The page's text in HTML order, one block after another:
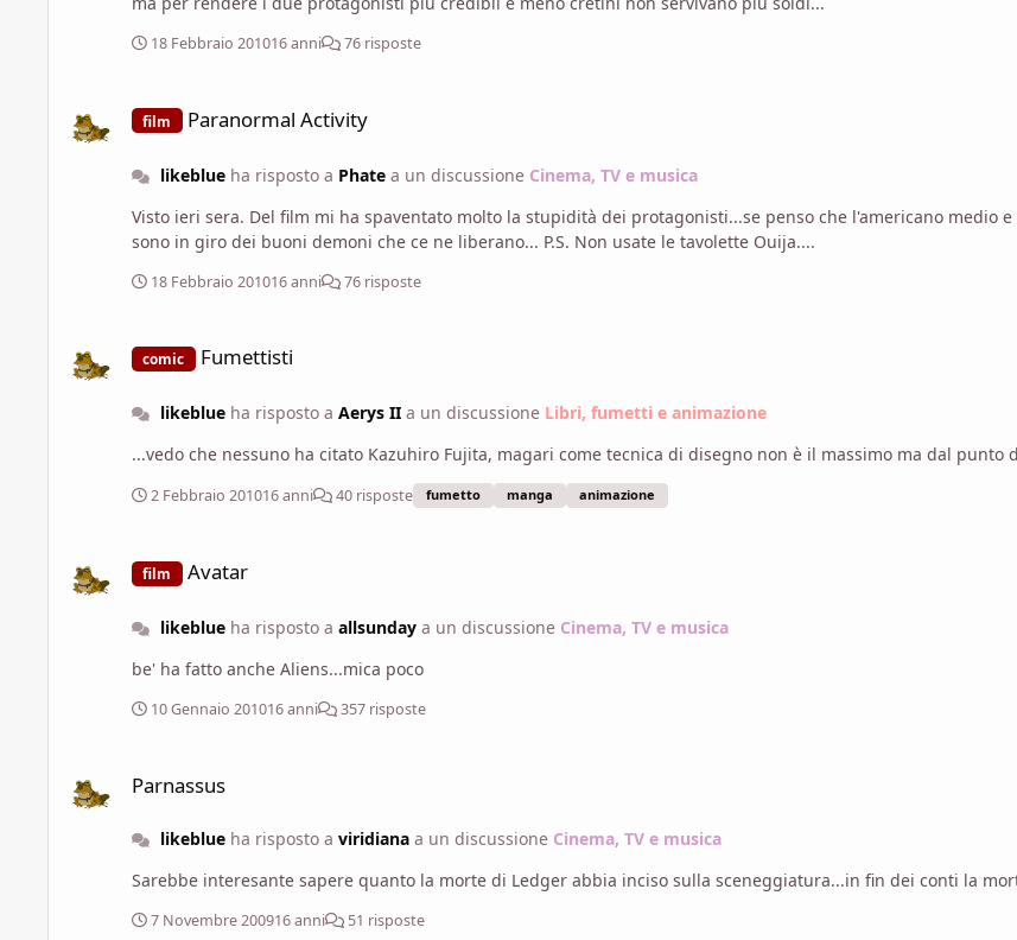
18 Febbraio 201016 anni 76 risposte
film Paranormal Activity
likeblueha risposto a Phatea un discussione Cinema, TV e musica
Visto ieri sera. Del film mi ha spaventato molto la stupidità dei protagonisti...se penso che l'americano medio e così mi vengono i brividi lungo la schiena...per fortuna che ci
sono in giro dei buoni demoni che ce ne liberano... P.S. Non usate le tavolette Ouija....
18 Febbraio 201016 anni 76 risposte
comic Fumettisti
likeblueha risposto a Aerys IIa un discussione Libri, fumetti e animazione
...vedo che nessuno ha citato Kazuhiro Fujita, magari come tecnica di disegno non è il massimo ma dal punto
2 Febbraio 201016 anni 40 risposte fumetto manga animazione
film Avatar
likeblueha risposto a allsundaya un discussione Cinema, TV e musica
be' ha fatto anche Aliens...mica poco
10 Gennaio 201016 anni 357 risposte
Parnassus
likeblueha risposto a viridianaa un discussione Cinema, TV e musica
Sarebbe interesante sapere quanto la morte di Ledger abbia inciso sulla sceneggiatura...in fin dei conti la
7 Novembre 200916 anni 51 risposte